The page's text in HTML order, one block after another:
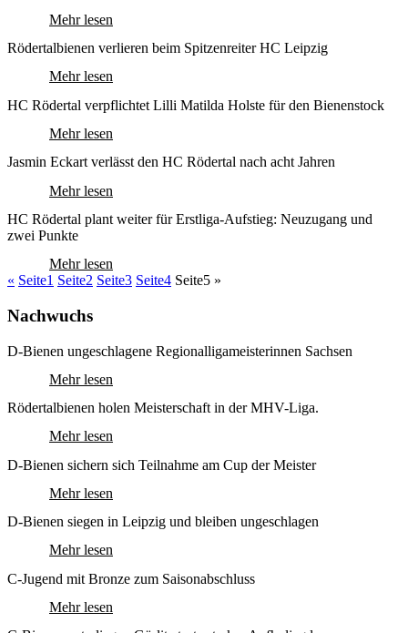
Mehr lesen
Rödertalbienen verlieren beim Spitzenreiter HC Leipzig
Mehr lesen
HC Rödertal verpflichtet Lilli Matilda Holste für den Bienenstock
Mehr lesen
Jasmin Eckart verlässt den HC Rödertal nach acht Jahren
Mehr lesen
HC Rödertal plant weiter für Erstliga-Aufstieg: Neuzugang und
zwei Punkte
Mehr lesen
« Seite1 Seite2 Seite3 Seite4 Seite5 »
Nachwuchs
D-Bienen ungeschlagene Regionalligameisterinnen Sachsen
Mehr lesen
Rödertalbienen holen Meisterschaft in der MHV-Liga.
Mehr lesen
D-Bienen sichern sich Teilnahme am Cup der Meister
Mehr lesen
D-Bienen siegen in Leipzig und bleiben ungeschlagen
Mehr lesen
C-Jugend mit Bronze zum Saisonabschluss
Mehr lesen